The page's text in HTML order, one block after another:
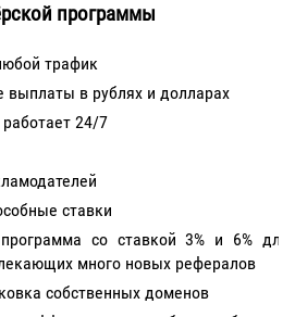
программы
трафик
в рублях и долларах
24/7
ставки
со ставкой 3% и 6% для
много новых рефералов
собственных доменов